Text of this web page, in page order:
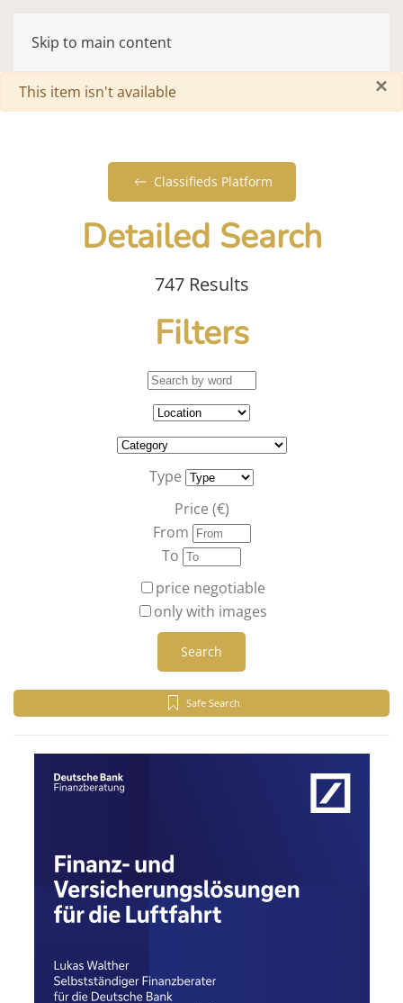
Skip to main content
×
Warning
This item isn't available
Classifieds Platform
Detailed Search
747 Results
Filters
Type
Price (€)
From
To
price negotiable
only with images
Search
Safe Search